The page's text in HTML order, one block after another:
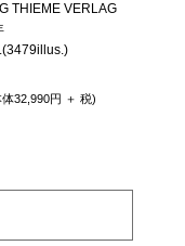
THIEME VERLAG
32,990円 ＋ 税)